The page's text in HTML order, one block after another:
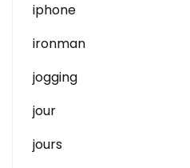
iphone
ironman
jogging
jour
jours